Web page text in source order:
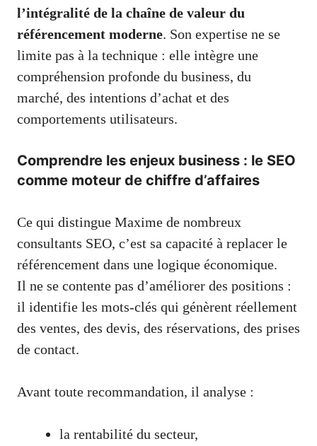
l’intégralité de la chaîne de valeur du
référencement moderne. Son expertise ne se
limite pas à la technique : elle intègre une
compréhension profonde du business, du
marché, des intentions d’achat et des
comportements utilisateurs.
Comprendre les enjeux business : le SEO
comme moteur de chiffre d’affaires
Ce qui distingue Maxime de nombreux
consultants SEO, c’est sa capacité à replacer le
référencement dans une logique économique.
Il ne se contente pas d’améliorer des positions :
il identifie les mots-clés qui génèrent réellement
des ventes, des devis, des réservations, des prises
de contact.
Avant toute recommandation, il analyse :
la rentabilité du secteur,